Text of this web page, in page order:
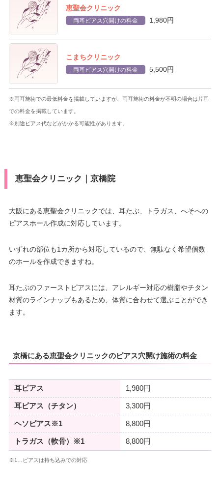
恵聖会クリニック
両耳ピアス穴開けの料金 1,980円
こまちクリニック
両耳ピアス穴開けの料金 5,500円
※両耳施術での最低料金を掲載していますが、両耳施術の料金が不明の場合は片耳
での料金を掲載しています。
※別途ピアス代などがかかる可能性があります。
恵聖会クリニック｜京橋院
大阪にある恵聖会クリニックでは、耳たぶ、トラガス、へそへの
ピアスホール作成に対応しています。
いずれの部位も1カ所から対応しているので、無駄なく希望個数
のホールを作成できますね。
耳たぶのファーストピアスには、アレルギー対応の樹脂やチタン
材質のラインナップもあるため、体質に合わせて選ぶことができ
ます。
京橋にある恵聖会クリニックのピアス穴開け施術の料金
耳ピアス 1,980円
耳ピアス（チタン） 3,300円
ヘソピアス※1 8,800円
トラガス（軟骨）※1 8,800円
※1…ピアスは持ち込みでの対応